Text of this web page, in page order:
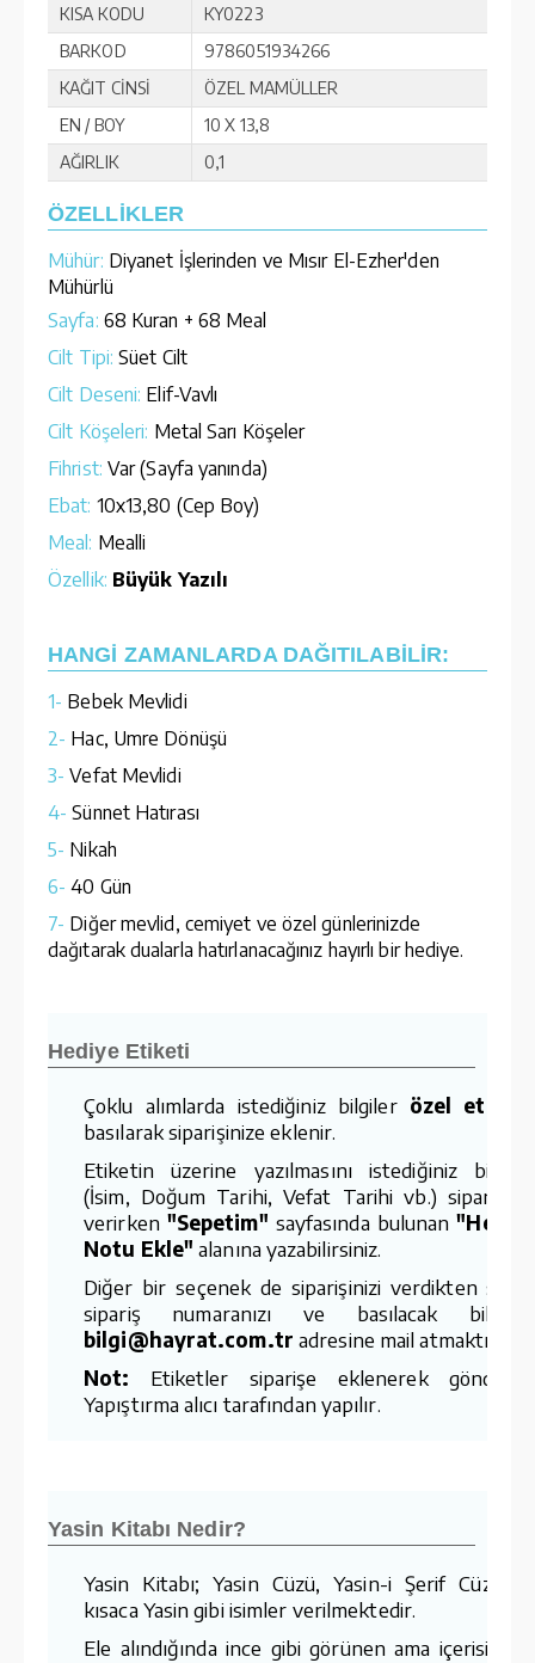
KISA KODU
KY0223
BARKOD
9786051934266
KAĞIT CİNSİ
ÖZEL MAMÜLLER
EN / BOY
10 X 13,8
AĞIRLIK
0,1
ÖZELLİKLER
Mühür: Diyanet İşlerinden ve Mısır El-Ezher'den
Mühürlü
Sayfa: 68 Kuran + 68 Meal
Cilt Tipi: Süet Cilt
Cilt Deseni: Elif-Vavlı
Cilt Köşeleri: Metal Sarı Köşeler
Fihrist: Var (Sayfa yanında)
Ebat: 10x13,80 (Cep Boy)
Meal: Mealli
Özellik: Büyük Yazılı
HANGİ ZAMANLARDA DAĞITILABİLİR:
1- Bebek Mevlidi
2- Hac, Umre Dönüşü
3- Vefat Mevlidi
4- Sünnet Hatırası
5- Nikah
6- 40 Gün
7- Diğer mevlid, cemiyet ve özel günlerinizde
dağıtarak dualarla hatırlanacağınız hayırlı bir hediye.
Hediye Etiketi
Çoklu alımlarda istediğiniz bilgiler özel
basılarak siparişinize eklenir.
Etiketin üzerine yazılmasını istediğiniz
(İsim, Doğum Tarihi, Vefat Tarihi vb.)
verirken "Sepetim" sayfasında bulunan
Notu Ekle" alanına yazabilirsiniz.
Diğer bir seçenek de siparişinizi verdikten
sipariş numaranızı ve basılacak
bilgi@hayrat.com.tr adresine mail atmaktır.
Not: Etiketler siparişe eklenerek
Yapıştırma alıcı tarafından yapılır.
Yasin Kitabı Nedir?
Yasin Kitabı; Yasin Cüzü, Yasin-i Şerif Cüzü
kısaca Yasin gibi isimler verilmektedir.
Ele alındığında ince gibi görünen ama